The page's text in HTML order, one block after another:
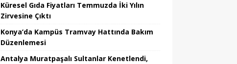
Küresel Gıda Fiyatları Temmuzda İki Yılın
Zirvesine Çıktı
Konya’da Kampüs Tramvay Hattında Bakım
Düzenlemesi
Antalya Muratpaşalı Sultanlar Kenetlendi,